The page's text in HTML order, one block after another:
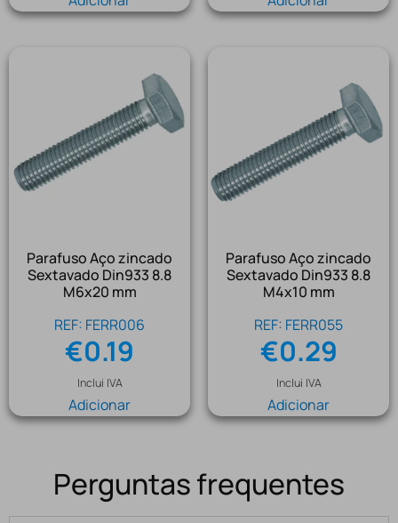
Parafuso Aço zincado
Sextavado Din933 8.8
M6x20 mm
REF: FERR006
€0.19
Inclui IVA
Adicionar
Parafuso Aço zincado
Sextavado Din933 8.8
M4x10 mm
REF: FERR055
€0.29
Inclui IVA
Adicionar
Perguntas frequentes